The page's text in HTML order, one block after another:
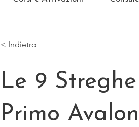
< Indietro
Le 9
Primo Avalon